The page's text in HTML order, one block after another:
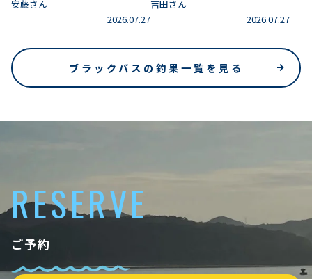
安藤さん
2026.07.27
吉田さん
2026.07.27
ブラックバスの釣果一覧を見る
RESERVE
ご予約